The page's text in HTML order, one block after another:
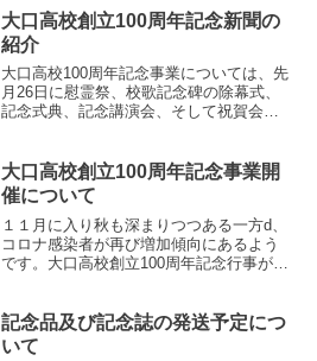
す。大口高校PTAも参加しており、ドラ
マ風で中々の出来...
大口高校創立100周年記念新聞の
紹介
大口高校100周年記念事業については、先
月26日に慰霊祭、校歌記念碑の除幕式、
記念式典、記念講演会、そして祝賀会を
え、可能な限りの感染防止対策を取りな
がら規模を縮小して実...
大口高校創立100周年記念事業開
催について
１１月に入り秋も深まりつつある一方d、
コロナ感染者が再び増加傾向にあるよう
です。大口高校創立100周年記念行事が、
知らせします。時刻次第場所備考①1200
慰霊祭大口高校...
記念品及び記念誌の発送予定につ
いて